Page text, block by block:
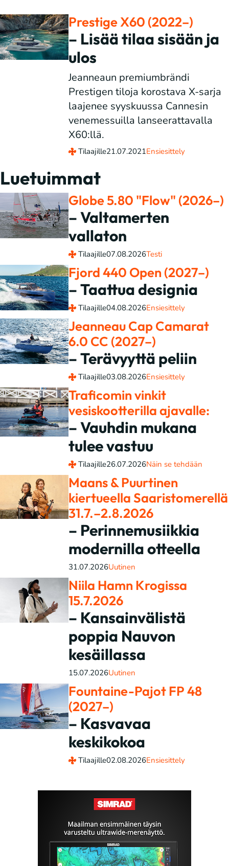
Prestige X60 (2022–)
– Lisää tilaa sisään ja
ulos
Jeanneaun premiumbrändi
Prestigen tiloja korostava X-sarja
laajenee syyskuussa Cannesin
venemessuilla lanseerattavalla
X60:llä.
Tilaajille21.07.2021Ensiesittely
Luetuimmat
Globe 5.80 "Flow" (2026–)
– Valtamerten
vallaton
Tilaajille07.08.2026Testi
Fjord 440 Open (2027–)
– Taattua designia
Tilaajille04.08.2026Ensiesittely
Jeanneau Cap Camarat
6.0 CC (2027–)
– Terävyyttä peliin
Tilaajille03.08.2026Ensiesittely
Traficomin vinkit
vesiskootterilla ajavalle:
– Vauhdin mukana
tulee vastuu
Tilaajille26.07.2026Näin se tehdään
Maans & Puurtinen
kiertueella Saaristomerellä
31.7.–2.8.2026
– Perinnemusiikkia
modernilla otteella
31.07.2026Uutinen
Niila Hamn Krogissa
15.7.2026
– Kansainvälistä
poppia Nauvon
kesäillassa
15.07.2026Uutinen
Fountaine-Pajot FP 48
(2027–)
– Kasvavaa
keskikokoa
Tilaajille02.08.2026Ensiesittely